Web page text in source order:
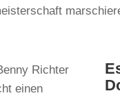
Richter
einen